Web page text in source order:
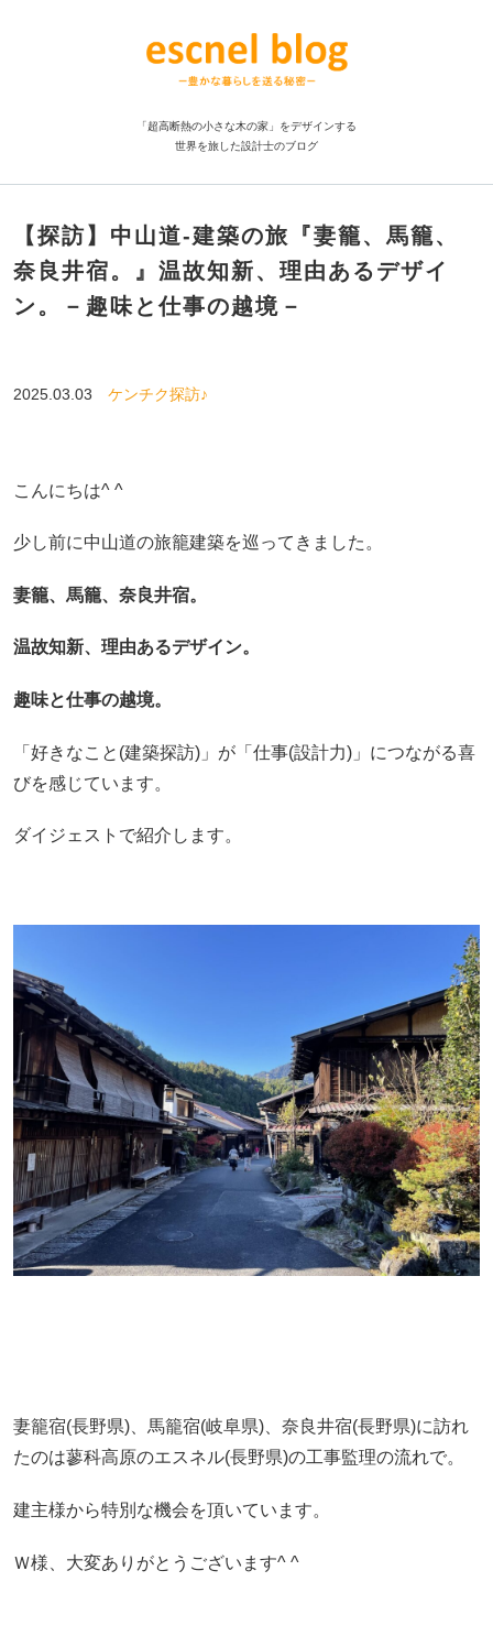
「超高断熱の小さな木の家」をデザインする
世界を旅した設計士のブログ
【探訪】中山道-建築の旅『妻籠、馬籠、
奈良井宿。』温故知新、理由あるデザイ
ン。－趣味と仕事の越境－
2025.03.03 ケンチク探訪♪
こんにちは^ ^
少し前に中山道の旅籠建築を巡ってきました。
妻籠、馬籠、奈良井宿。
温故知新、理由あるデザイン。
趣味と仕事の越境。
「好きなこと(建築探訪)」が「仕事(設計力)」につながる喜
びを感じています。
ダイジェストで紹介します。
妻籠宿(長野県)、馬籠宿(岐阜県)、奈良井宿(長野県)に訪れ
たのは蓼科高原のエスネル(長野県)の工事監理の流れで。
建主様から特別な機会を頂いています。
Ｗ様、大変ありがとうございます^ ^